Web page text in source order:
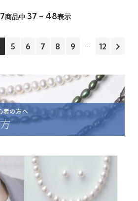
商品中 37 - 48表示
5 6 7 8 9 12
者の方へ